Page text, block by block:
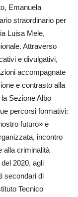
Emanuela
straordinario per
Luisa Mele,
Attraverso
e divulgativi,
accompagnate
e contrasto alla
Sezione Albo
percorsi formativi:
futuro» e
incontro
alla criminalità
2020, agli
secondari di
Tecnico